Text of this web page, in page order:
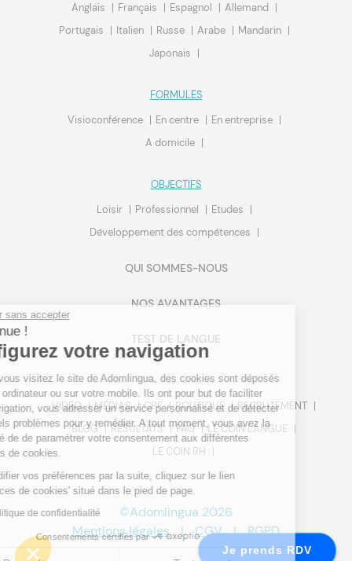
Continuer sans accepter
Bienvenue !
Configurez votre navigation
Lorsque vous visitez le site de Adomlingua, des cookies sont déposés
sur votre ordinateur ou sur votre mobile. Ils ont pour but de faciliter
votre navigation, vous adresser un service personnalisé et de détecter
d'éventuels problèmes pour y remédier. A tout moment, vous avez la
possibilité de de paramétrer votre consentement aux différentes
typologies de cookies.
Pour modifier vos préférences par la suite, cliquez sur le lien
'Préférences de cookies' situé dans le pied de page.
Lire la politique de confidentialité
Consentements certifiés par
Je prends RDV
Anglais
Français Espagnol
Allemand
Portugais
Italien Russe Arabe
Mandarin
Japonais
FORMULES
Visioconférence
En centre
En entreprise
A domicile
OBJECTIFS
Loisir
Professionnel
Etudes
Développement des compétences
QUI SOMMES-NOUS
NOS AVANTAGES
TEST DE LANGUE
VIDÉO MÉDIAS CPF BOUTIQUE
RECRUTEMENT
BLOG
RÉSULTATS FAQ
LE COIN LANGUE
LE COIN RH
©Adomlingua 2026
Mentions légales
| CGV | RGPD